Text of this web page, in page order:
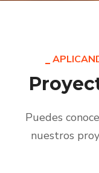
Puedes
nuestros